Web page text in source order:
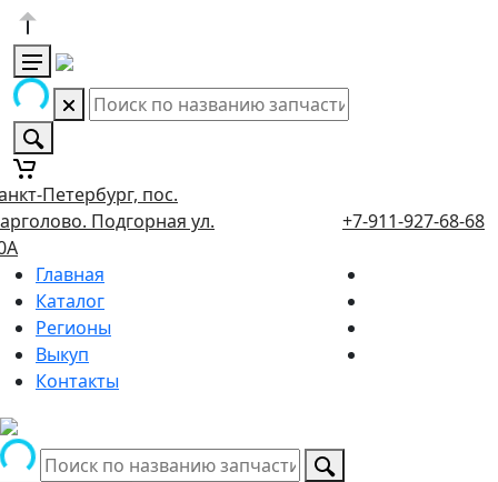
Петербург, пос.
Подгорная ул.
+7-911-927-68-68
Главная
Каталог
Регионы
Выкуп
Контакты